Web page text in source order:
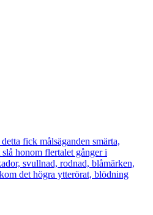
fick målsäganden smärta,
honom flertalet gånger i
svullnad, rodnad, blåmärken,
det högra ytterörat, blödning